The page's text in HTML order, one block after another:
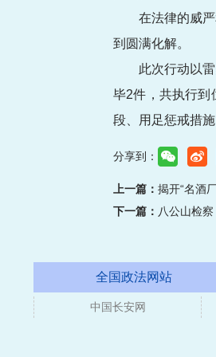
在法律的威
到圆满化解。
此次行动以
毕2件，共执行到
段、用足惩戒措
分享到：
上一篇： 揭开“名酒
下一篇： 八公山检
全国政法网站
媒体
中国长安网